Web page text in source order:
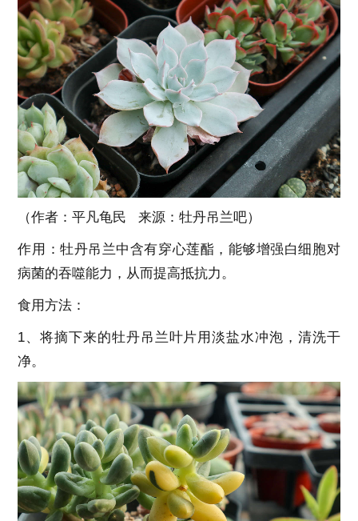
（作者：平凡龟民 来源：牡丹吊兰吧）
作用：牡丹吊兰中含有穿心莲酯，能够增强白细胞对
病菌的吞噬能力，从而提高抵抗力。
食用方法：
1、将摘下来的牡丹吊兰叶片用淡盐水冲泡，清洗干
净。